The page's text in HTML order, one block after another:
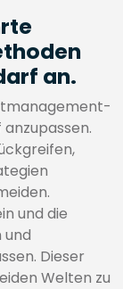
an.
und die
und
Dieser
Welten zu